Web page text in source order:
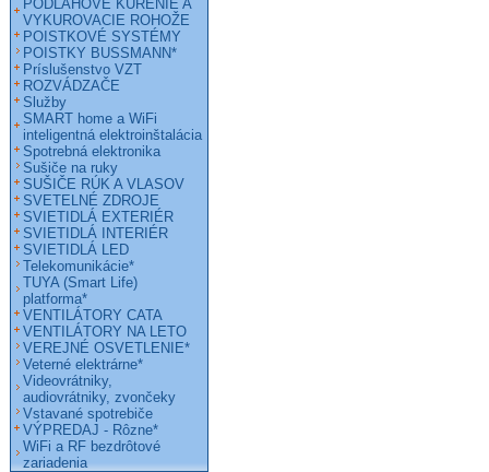
PODLAHOVÉ KÚRENIE A
VYKUROVACIE ROHOŽE
POISTKOVÉ SYSTÉMY
POISTKY BUSSMANN*
Príslušenstvo VZT
ROZVÁDZAČE
Služby
SMART home a WiFi
inteligentná elektroinštalácia
Spotrebná elektronika
Sušiče na ruky
SUŠIČE RÚK A VLASOV
SVETELNÉ ZDROJE
SVIETIDLÁ EXTERIÉR
SVIETIDLÁ INTERIÉR
SVIETIDLÁ LED
Telekomunikácie*
TUYA (Smart Life)
platforma*
VENTILÁTORY CATA
VENTILÁTORY NA LETO
VEREJNÉ OSVETLENIE*
Veterné elektrárne*
Videovrátniky,
audiovrátniky, zvončeky
Vstavané spotrebiče
VÝPREDAJ - Rôzne*
WiFi a RF bezdrôtové
zariadenia